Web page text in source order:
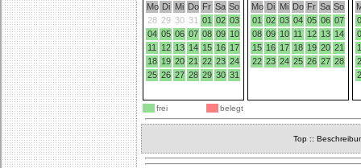
Mo Di Mi Do Fr Sa So
28 29 30 31 01 02 03
04 05 06 07 08 09 10
11
12 13 14 15 16 17
18 19 20 21 22 23 24
25 26 27 28 29 30 31
Mo Di Mi Do Fr Sa So
01
02 03 04 05 06 07
08 09 10 11 12 13 14
15 16 17 18 19 20 21
22 23 24 25 26 27 28
frei belegt
Top ::